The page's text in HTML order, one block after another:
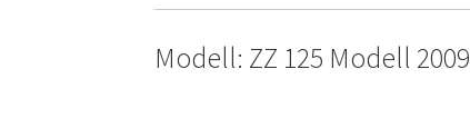
Modell: ZZ 125 Modell 2009